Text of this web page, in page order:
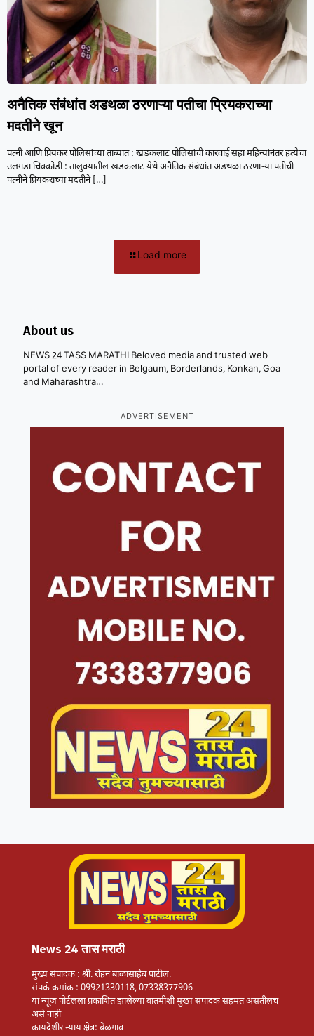
अनैतिक संबंधांत अडथळा ठरणाऱ्या पतीचा प्रियकराच्या
मदतीने खून
पत्नी आणि प्रियकर पोलिसांच्या ताब्यात : खडकलाट पोलिसांची कारवाई सहा महिन्यांनंतर हत्येचा
उलगडा चिक्कोडी : तालुक्यातील खडकलाट येथे अनैतिक संबंधांत अडथळा ठरणाऱ्या पतीची
पत्नीने प्रियकराच्या मदतीने[…]
Load more
About us
NEWS 24 TASS MARATHI Beloved media and trusted web
portal of every reader in Belgaum, Borderlands, Konkan, Goa
and Maharashtra…
ADVERTISEMENT
News 24 तास मराठी
मुख्य संपादक : श्री. रोहन बाळासाहेब पाटील.
संपर्क क्रमांक : 09921330118, 07338377906
या न्यूज पोर्टलला प्रकाशित झालेल्या बातमीशी मुख्य संपादक सहमत असतीलच
असे नाही
कायदेशीर न्याय क्षेत्र: बेळगाव